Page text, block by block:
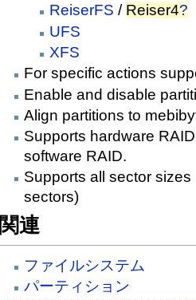
ReiserFS / Reiser4?
UFS
XFS
For specific actions
Enable and disable
Align partitions to
Supports hardware
software RAID.
Supports all sector
sectors)
関連
ファイルシステム
パーティション